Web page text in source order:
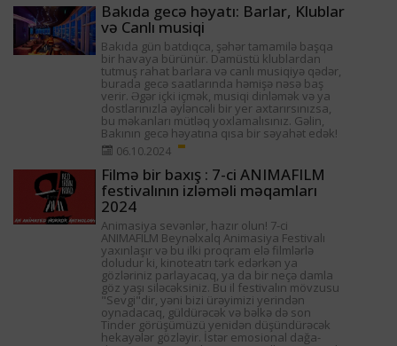
Bakıda gecə həyatı: Barlar, Klublar
və Canlı musiqi
Bakıda gün batdıqca, şəhər tamamilə başqa
bir havaya bürünür. Damüstü klublardan
tutmuş rahat barlara və canlı musiqiyə qədər,
burada gecə saatlarında həmişə nəsə baş
verir. Əgər içki içmək, musiqi dinləmək və ya
dostlarınızla əyləncəli bir yer axtarırsınızsa,
bu məkanları mütləq yoxlamalısınız. Gəlin,
Bakının gecə həyatına qısa bir səyahət edək!
06.10.2024
Filmə bir baxış : 7-ci ANIMAFILM
festivalının izləməli məqamları
2024
Animasiya sevənlər, hazır olun! 7-ci
ANIMAFILM Beynəlxalq Animasiya Festivalı
yaxınlaşır və bu ilki proqram elə filmlərlə
doludur ki, kinoteatrı tərk edərkən ya
gözləriniz parlayacaq, ya da bir neçə damla
göz yaşı siləcəksiniz. Bu il festivalın mövzusu
"Sevgi"dir, yəni bizi ürəyimizi yerindən
oynadacaq, güldürəcək və bəlkə də son
Tinder görüşümüzü yenidən düşündürəcək
hekayələr gözləyir. İstər emosional dağa-